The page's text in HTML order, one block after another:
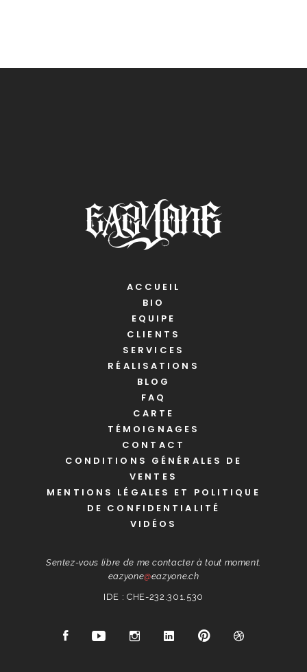
ACCUEIL
BIO
EQUIPE
CLIENTS
SERVICES
RÉALISATIONS
BLOG
FAQ
CARTE
TÉMOIGNAGES
CONTACT
CONDITIONS GÉNÉRALES DE
VENTES
MENTIONS LÉGALES ET POLITIQUE
DE CONFIDENTIALITÉ
VIDÉOS
Sentez-vous libre de me contacter à tout moment.
eazyone@eazyone.ch
IDE : CHE-232.301.530